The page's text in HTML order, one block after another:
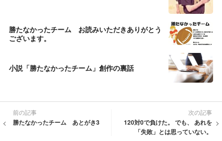
勝たなかったチーム お読みいただきありがとう
ございます。
小説「勝たなかったチーム」創作の裏話
前の記事
勝たなかったチーム あとがき3
次の記事
120対0で負けた。 でも、 あれを
「失敗」とは思っていない。